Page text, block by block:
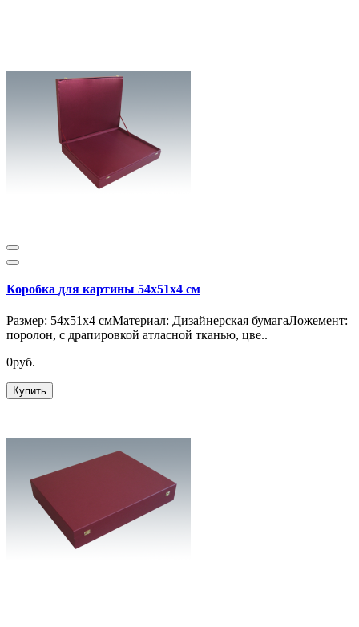
Коробка для картины 54х51х4 см
Размер: 54х51х4 смМатериал: Дизайнерская бумагаЛожемент:
поролон, с драпировкой атласной тканью, цве..
0руб.
Купить